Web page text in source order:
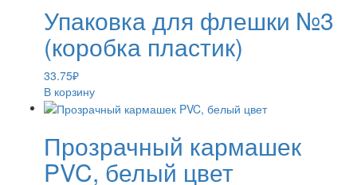
Упаковка для флешки №3
(коробка пластик)
33.75₽
В корзину
Прозрачный кармашек
PVC, белый цвет